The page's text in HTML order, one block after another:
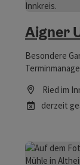
Aigner
Besondere
AIGNER
geworden.
beste
Ried im
derzeit